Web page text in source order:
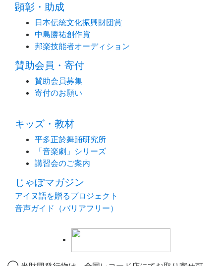
顕彰・助成
日本伝統文化振興財団賞
中島勝祐創作賞
邦楽技能者オーディション
賛助会員・寄付
賛助会員募集
寄付のお願い
キッズ・教材
平多正於舞踊研究所
「音楽劇」シリーズ
講習会のご案内
じゃぽマガジン
アイヌ語を贈るプロジェクト
音声ガイド（バリアフリー）